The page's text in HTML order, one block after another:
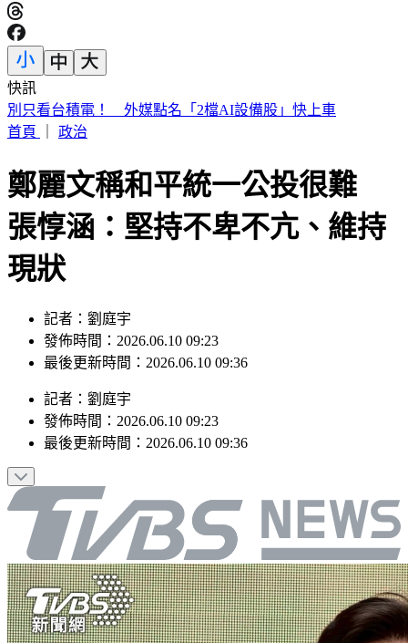
快訊
白海豚暴風圈縮小！掃過北部近海「雨狂炸」 這天才遠離
首頁
政治
鄭麗文稱和平統一公投很難
張惇涵：堅持不卑不亢、維持
現狀
記者：劉庭宇
發佈時間：2026.06.10 09:23
最後更新時間：2026.06.10 09:36
記者 ： 劉庭宇
發佈時間： 2026.06.10 09:23
最後更新時間： 2026.06.10 09:36